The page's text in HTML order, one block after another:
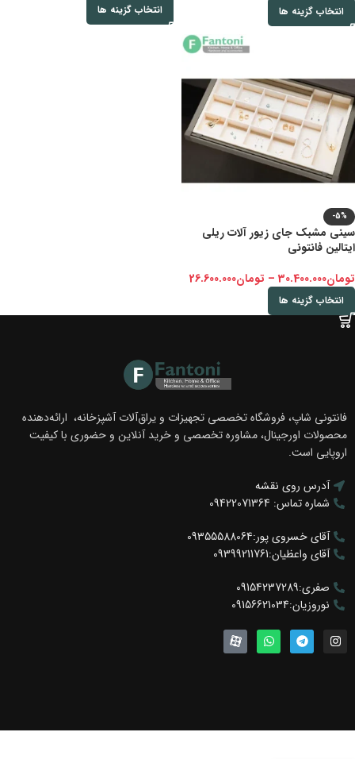
انتخاب گزینه ها انتخاب گزینه ها
-5%
سینی مشبک جای زیور آلات ریلی
ایتالین فانتونی
تومان30.400.000
– تومان26.600.000
انتخاب گزینه ها
فانتونی شاپ، فروشگاه تخصصی تجهیزات و یراق‌آلات آشپزخانه، ارائه‌دهنده
محصولات اورجینال، مشاوره تخصصی و خرید آنلاین و حضوری با کیفیت
اروپایی است.
آدرس روی نقشه
شماره تماس: 09422071364
آقای خسروی پور:09355588064
آقای واعظیان:09399211761
صفری:09154237289
نوروزیان:09156621034